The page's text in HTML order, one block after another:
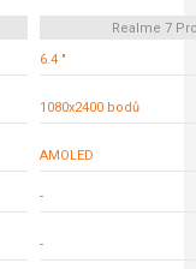
Realme 7
6.4 "
1080x2400 bodů
AMOLED
-
-